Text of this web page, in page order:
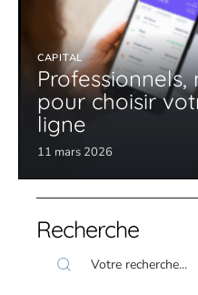
CAPITAL
Professionnels,
pour choisir
ligne
11 mars 2026
Recherche